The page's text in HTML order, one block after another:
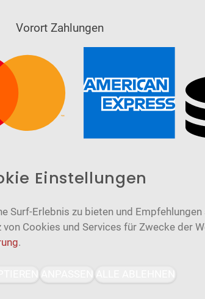
Vorort Zahlungen
Bereitgestellt von
Einstellungen
Surf-Erlebnis zu bieten und
Cookies und Services für Zwecke der
.
ANPASSEN ALLE ABLEHNEN